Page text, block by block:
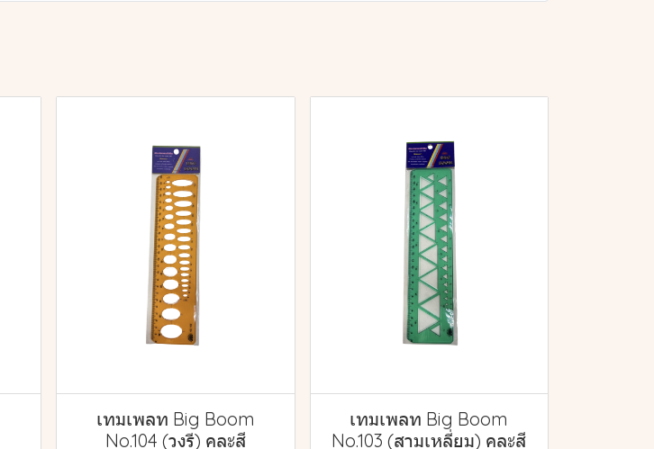
เทมเพลท Big Boom
No.104 (วงรี) คละสี
เทมเพลท Big Boom
No.103 (สามเหลี่ยม) คละสี